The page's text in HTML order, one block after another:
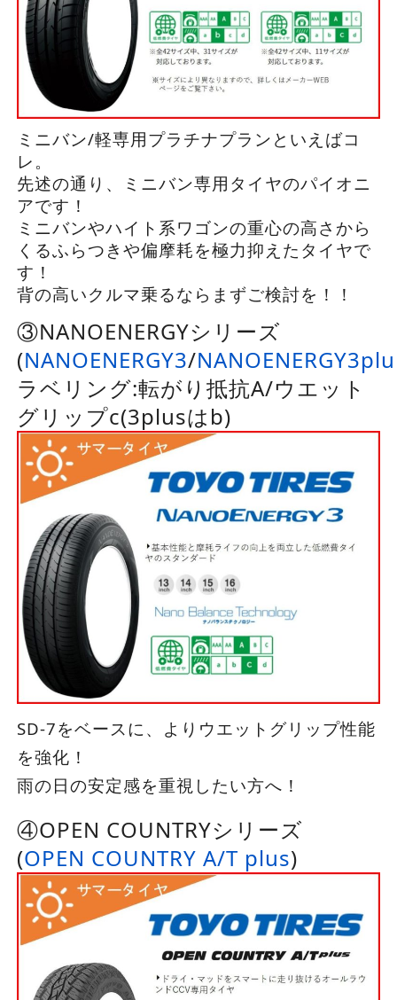
ミニバン/軽専用プラチナプランといえばコ
レ。
先述の通り、ミニバン専用タイヤのパイオニ
アです！
ミニバンやハイト系ワゴンの重心の高さから
くるふらつきや偏摩耗を極力抑えたタイヤで
す！
背の高いクルマ乗るならまずご検討を！！
③NANOENERGYシリーズ
(NANOENERGY3/
ラベリング:転がり抵抗A/ウエット
グリップc(3plusはb)
SD-7をベースに、よりウエットグリップ性能
を強化！
雨の日の安定感を重視したい方へ！
④OPEN COUNTRYシリーズ
(OPEN COUNTRY A/T plus)